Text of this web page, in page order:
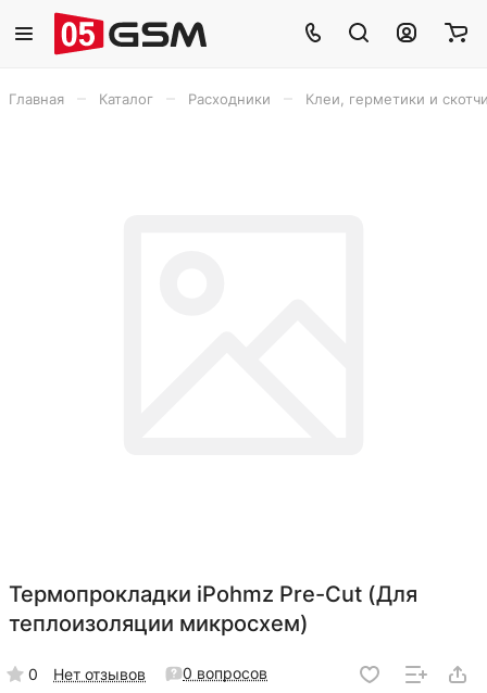
Главная Каталог Расходники Клеи, герметики и
Термопрокладки iPohmz Pre-Cut (Для
теплоизоляции микросхем)
0 Нет отзывов 0 вопросов